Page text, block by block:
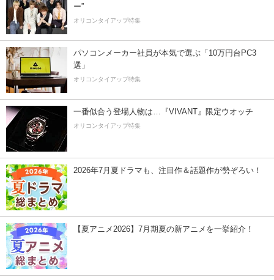
ー”
オリコンタイアップ特集
パソコンメーカー社員が本気で選ぶ「10万円台PC3
選」
オリコンタイアップ特集
一番似合う登場人物は…『VIVANT』限定ウオッチ
オリコンタイアップ特集
2026年7月夏ドラマも、注目作＆話題作が勢ぞろい！
【夏アニメ2026】7月期夏の新アニメを一挙紹介！